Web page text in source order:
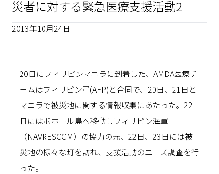
災者に対する緊急医療支援活動2
2013年10月24日
20日にフィリピンマニラに到着した、AMDA医療チ
ームはフィリピン軍(AFP)と合同で、20日、21日と
マニラで被災地に関する情報収集にあたった。22
日にはボホール島へ移動しフィリピン海軍
（NAVRESCOM）の協力の元、22日、23日には被
災地の様々な町を訪れ、支援活動のニーズ調査を行
った。